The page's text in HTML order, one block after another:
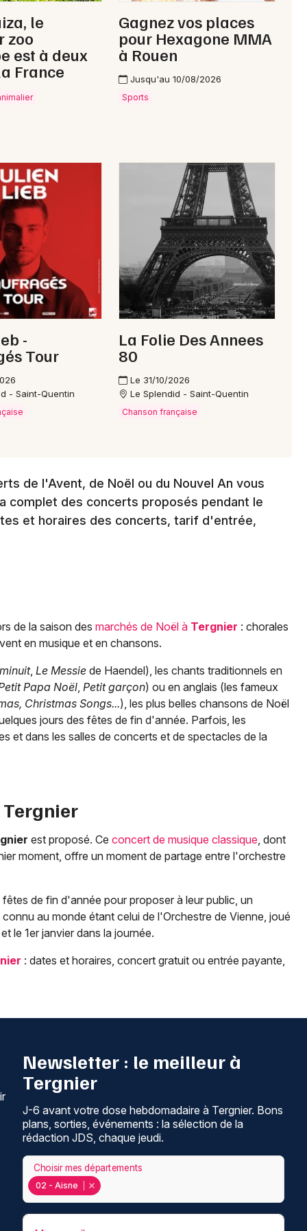
Newsletter des sorties
Magazine à Tergnier
Choisir mes départements
le
zoo
est à deux
France
Gagnez vos places
pour Hexagone MMA
à Rouen
Jusqu'au 10/08/2026
Sports
-
Tour
- Saint-Quentin
La Folie Des Annees
80
Le 31/10/2026
Le Splendid - Saint-Quentin
Chanson française
de l'Avent, de Noël ou du Nouvel An vous
complet des concerts proposés pendant le
et horaires des concerts, tarif d'entrée,
de la saison des marchés de Noël à Tergnier : chorales
en musique et en chansons.
, Le Messie de Haendel), les chants traditionnels en
Papa Noël, Petit garçon) ou en anglais (les fameux
Christmas Songs...), les plus belles chansons de Noël
jours des fêtes de fin d'année. Parfois, les
et dans les salles de concerts et de spectacles de la
Tergnier
est proposé. Ce concert de musique classique, dont
moment, offre un moment de partage entre l'orchestre
de fin d'année pour proposer à leur public, un
au monde étant celui de l'Orchestre de Vienne, joué
le 1er janvier dans la journée.
: dates et horaires, concert gratuit ou entrée payante,
Newsletter : le meilleur à
Tergnier
J-6 avant votre dose hebdomadaire à Tergnier. Bons
plans, sorties, événements : la sélection de la
rédaction JDS, chaque jeudi.
02 - Aisne
Choisir mes départements